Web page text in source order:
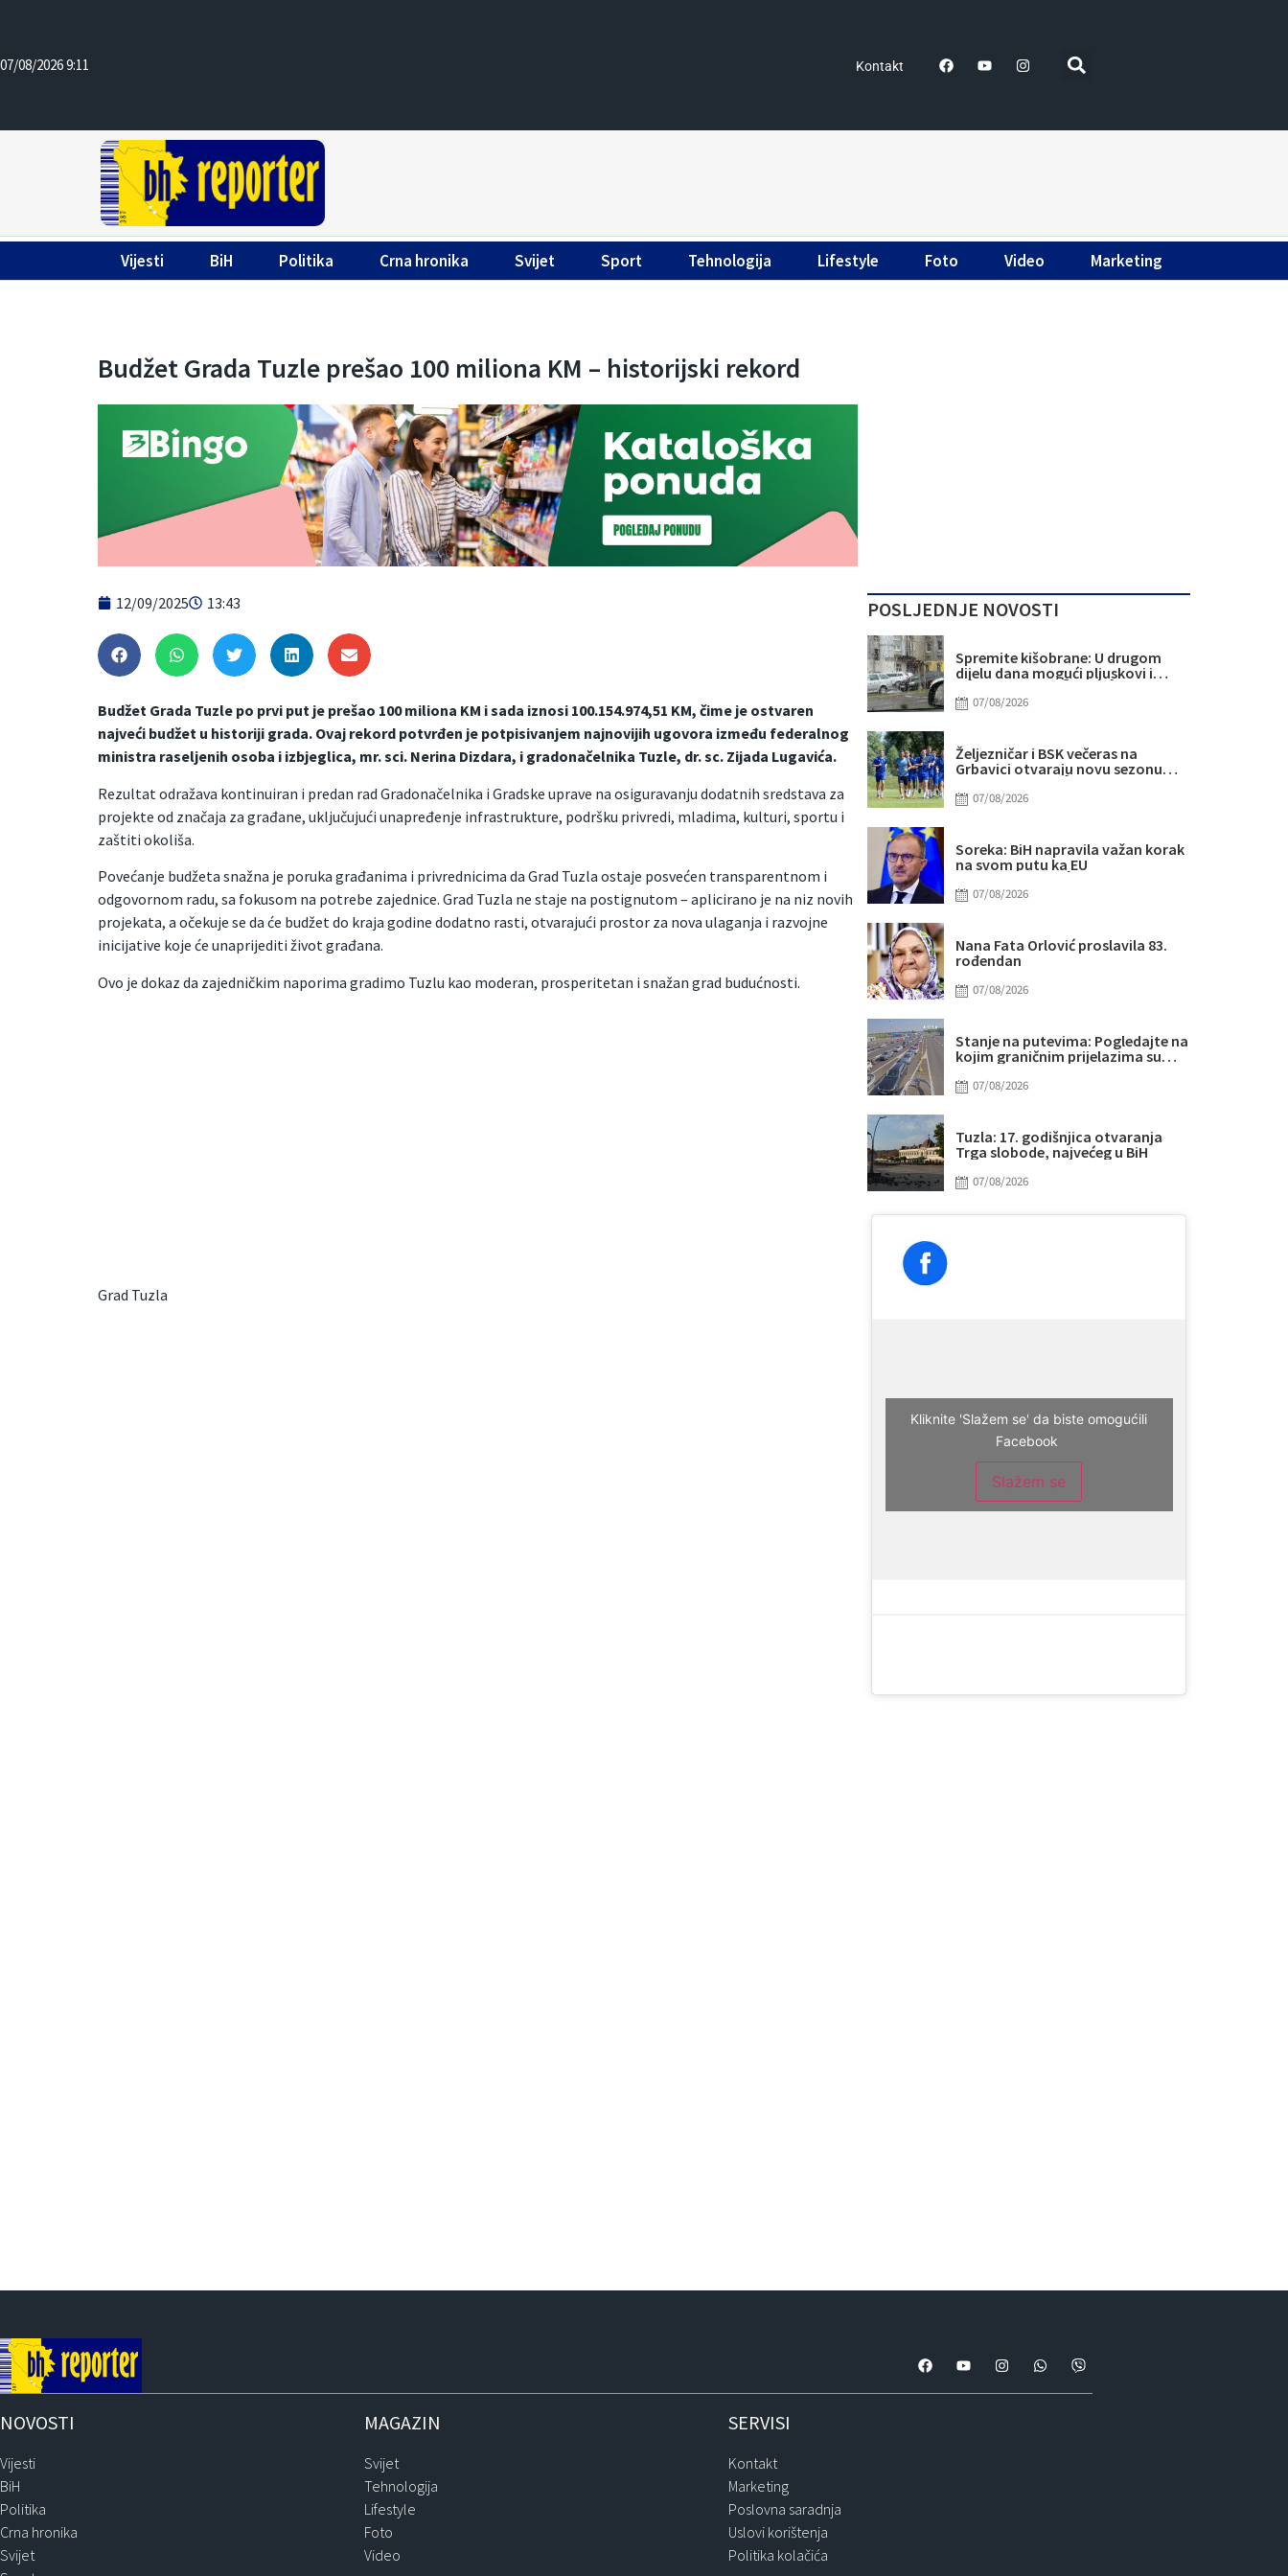
07/08/2026 9:11 Kontakt
Vijesti BiH Politika Crna hronika Svijet Sport Tehnologija Lifestyle Foto Video Marketing
Budžet Grada Tuzle prešao 100 miliona KM – historijski rekord
12/09/2025 13:43
Budžet Grada Tuzle po prvi put je prešao 100 miliona KM i sada iznosi 100.154.974,51 KM, čime je ostvaren
najveći budžet u historiji grada. Ovaj rekord potvrđen je potpisivanjem najnovijih ugovora između federalnog
ministra raseljenih osoba i izbjeglica, mr. sci. Nerina Dizdara, i gradonačelnika Tuzle, dr. sc. Zijada Lugavića.
Rezultat odražava kontinuiran i predan rad Gradonačelnika i Gradske uprave na osiguravanju dodatnih sredstava za
projekte od značaja za građane, uključujući unapređenje infrastrukture, podršku privredi, mladima, kulturi, sportu i
zaštiti okoliša.
Povećanje budžeta snažna je poruka građanima i privrednicima da Grad Tuzla ostaje posvećen transparentnom i
odgovornom radu, sa fokusom na potrebe zajednice. Grad Tuzla ne staje na postignutom – aplicirano je na niz novih
projekata, a očekuje se da će budžet do kraja godine dodatno rasti, otvarajući prostor za nova ulaganja i razvojne
inicijative koje će unaprijediti život građana.
Ovo je dokaz da zajedničkim naporima gradimo Tuzlu kao moderan, prosperitetan i snažan grad budućnosti.
Grad Tuzla
POSLJEDNJE NOVOSTI
Spremite kišobrane: U drugom
dijelu dana mogući pljuskovi i
07/08/2026
Željezničar i BSK večeras na
Grbavici otvaraju novu sezonu
07/08/2026
Soreka: BiH napravila važan korak
na svom putu ka EU
07/08/2026
Nana Fata Orlović proslavila 83.
rođendan
07/08/2026
Stanje na putevima: Pogledajte na
kojim graničnim prijelazima su
07/08/2026
Tuzla: 17. godišnjica otvaranja
Trga slobode, najvećeg u BiH
07/08/2026
Kliknite 'Slažem se' da biste omogućili
Facebook
Slažem se
NOVOSTI
Vijesti
BiH
Politika
Crna hronika
Svijet
MAGAZIN
Svijet
Tehnologija
Lifestyle
Foto
Video
SERVISI
Kontakt
Marketing
Poslovna saradnja
Uslovi korištenja
Politika kolačića